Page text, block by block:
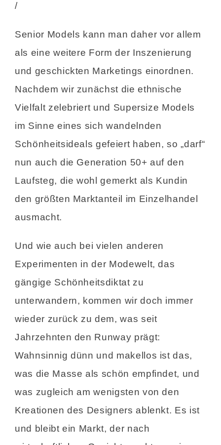
/
Senior Models kann man daher vor allem
als eine weitere Form der Inszenierung
und geschickten Marketings einordnen.
Nachdem wir zunächst die ethnische
Vielfalt zelebriert und Supersize Models
im Sinne eines sich wandelnden
Schönheitsideals gefeiert haben, so „darf“
nun auch die Generation 50+ auf den
Laufsteg, die wohl gemerkt als Kundin
den größten Marktanteil im Einzelhandel
ausmacht.
Und wie auch bei vielen anderen
Experimenten in der Modewelt, das
gängige Schönheitsdiktat zu
unterwandern, kommen wir doch immer
wieder zurück zu dem, was seit
Jahrzehnten den Runway prägt:
Wahnsinnig dünn und makellos ist das,
was die Masse als schön empfindet, und
was zugleich am wenigsten von den
Kreationen des Designers ablenkt. Es ist
und bleibt ein Markt, der nach